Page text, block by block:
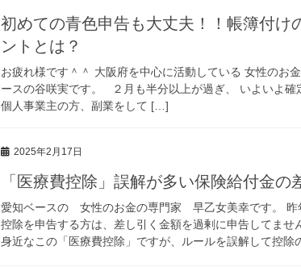
初めての青色申告も大丈夫！！帳簿付け
ントとは？
お疲れ様です＾＾ 大阪府を中心に活動している 女性のお
ースの谷咲実です。 ２月も半分以上が過ぎ、 いよいよ確
個人事業主の方、副業をして […]
2025年2月17日
「医療費控除」誤解が多い保険給付金の
愛知ベースの 女性のお金の専門家 早乙女美幸です。 昨
控除を申告する方は、差し引く金額を過剰に申告してませ
身近なこの「医療費控除」ですが、ルールを誤解して控